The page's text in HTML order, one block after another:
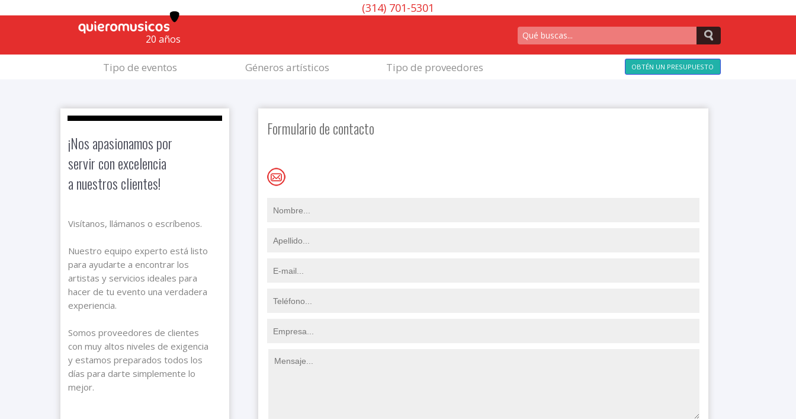
(314) 701-5301
20 años
Tipo de eventos Géneros artísticos Tipo de proveedores OBTÉN UN PRESUPUESTO
¡Nos apasionamos por
servir con excelencia
a nuestros clientes!
Visítanos, llámanos o escríbenos.
Nuestro equipo experto está listo
para ayudarte a encontrar los
artistas y servicios ideales para
hacer de tu evento una verdadera
experiencia.
Somos proveedores de clientes
con muy altos niveles de exigencia
y estamos preparados todos los
días para darte simplemente lo
mejor.
Formulario de contacto